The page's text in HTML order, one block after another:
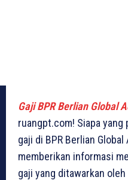
Gaji BPR Berlian Global
ruangpt.com! Siapa yang
gaji di BPR Berlian
memberikan informasi
gaji yang ditawarkan